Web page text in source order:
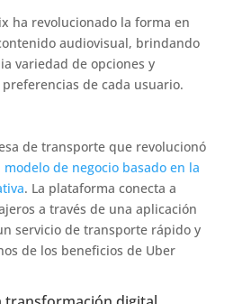
ha revolucionado la forma en
audiovisual, brindando
variedad de opciones y
de cada usuario.
de transporte que revolucionó
modelo de negocio basado en la
. La plataforma conecta a
a través de una aplicación
servicio de transporte rápido y
de los beneficios de Uber